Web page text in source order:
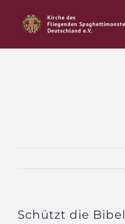
Inhalt
springen
Schützt die Bibel